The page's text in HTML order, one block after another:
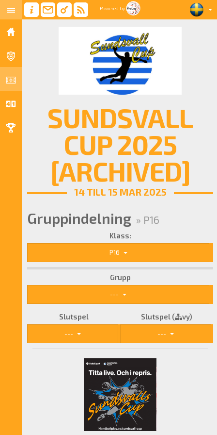
Powered by
SUNDSVALL
CUP 2025
[ARCHIVED]
14 TILL 15 MAR 2025
Gruppindelning » P16
Klass:
P16
Grupp
---
Slutspel Slutspel ( vy)
--- ---